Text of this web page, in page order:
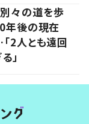
々の道を歩
年後の現在
2人とも遠回
」